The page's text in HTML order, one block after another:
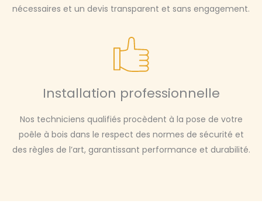
nécessaires et un devis transparent et sans engagement.
Installation professionnelle
Nos techniciens qualifiés procèdent à la pose de votre
poêle à bois dans le respect des normes de sécurité et
des règles de l’art, garantissant performance et durabilité.